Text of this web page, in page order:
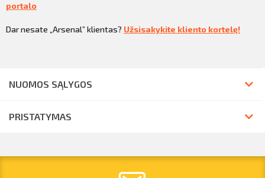
portalo
Dar nesate „Arsenal” klientas? Užsisakykite kliento kortelę!
NUOMOS SĄLYGOS
PRISTATYMAS